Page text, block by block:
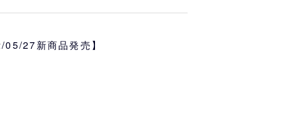
、厳選した「TATSUNO
27新商品発売】